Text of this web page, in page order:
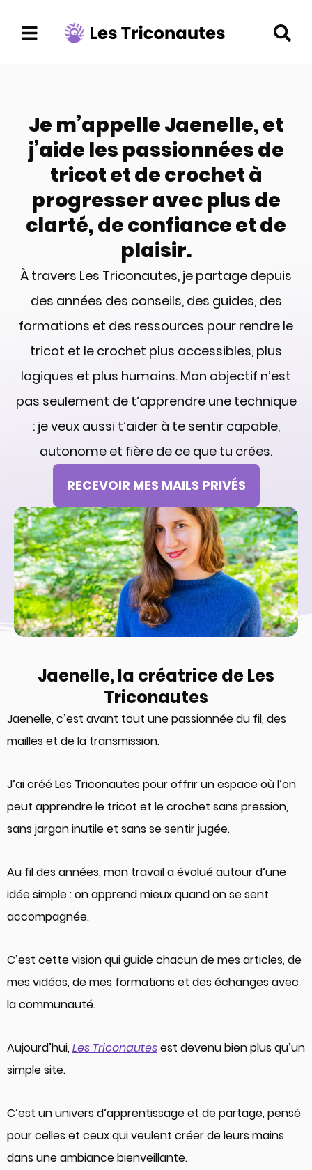
Aller
Je m’appelle Jaenelle, et
j’aide les passionnées de
tricot et de crochet à
progresser avec plus de
clarté, de confiance et de
plaisir.
À travers Les Triconautes, je partage depuis
des années des conseils, des guides, des
formations et des ressources pour rendre le
tricot et le crochet plus accessibles, plus
logiques et plus humains. Mon objectif n’est
pas seulement de t’apprendre une technique
: je veux aussi t’aider à te sentir capable,
autonome et fière de ce que tu crées.
RECEVOIR MES MAILS PRIVÉS
Jaenelle, la créatrice de Les
Triconautes
Jaenelle, c’est avant tout une passionnée du fil, des
mailles et de la transmission.
J’ai créé Les Triconautes pour offrir un espace où l’on
peut apprendre le tricot et le crochet sans pression,
sans jargon inutile et sans se sentir jugée.
Au fil des années, mon travail a évolué autour d’une
idée simple : on apprend mieux quand on se sent
accompagnée.
C’est cette vision qui guide chacun de mes articles, de
mes vidéos, de mes formations et des échanges avec
la communauté.
Aujourd’hui,Les Triconautesest devenu bien plus qu’un
simple site.
C’est un univers d’apprentissage et de partage, pensé
pour celles et ceux qui veulent créer de leurs mains
dans une ambiance bienveillante.